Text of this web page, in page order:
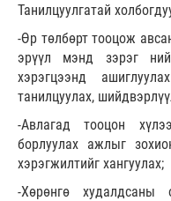
Танилцуулгатай
-Өр төлбөрт тооцож
эрүүл мэнд зэрэг
хэрэгцээнд
танилцуулах,
-Авлагад тооцон
борлуулах ажлыг
хэрэгжилтийг хангуулах;
-Хөрөнгө